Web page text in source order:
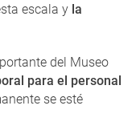
escala y la
del Museo
para el personal
se esté